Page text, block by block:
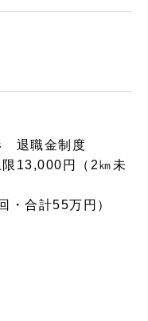
職金制度
13,000円（2㎞未
合計55万円）